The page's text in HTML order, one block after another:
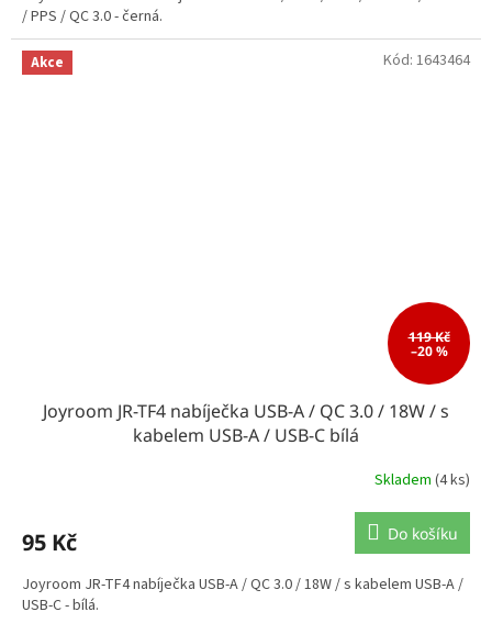
/ PPS / QC 3.0 - černá.
Akce
119 Kč
–20 %
Joyroom JR-TF4 nabíječka USB-A / QC 3.0 / 18W / s
kabelem USB-A / USB-C bílá
Skladem (4 ks)
95 Kč Do košíku
Joyroom JR-TF4 nabíječka USB-A / QC 3.0 / 18W / s kabelem USB-A /
USB-C - bílá.
Kód: 1643464